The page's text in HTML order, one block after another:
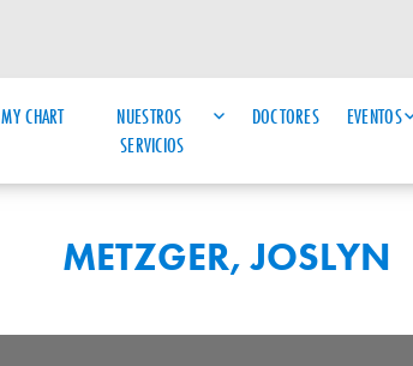
MY CHART
NUESTROS
SERVICIOS
DOCTORES EVENTOS
METZGER, JOSLYN